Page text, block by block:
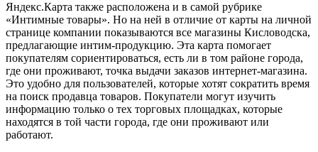
Яндекс.Карта также расположена и в самой рубрике
«Интимные товары». Но на ней в отличие от карты на личной
странице компании показываются все магазины Кисловодска,
предлагающие интим-продукцию. Эта карта помогает
покупателям сориентироваться, есть ли в том районе города,
где они проживают, точка выдачи заказов интернет-магазина.
Это удобно для пользователей, которые хотят сократить время
на поиск продавца товаров. Покупатели могут изучить
информацию только о тех торговых площадках, которые
находятся в той части города, где они проживают или
работают.